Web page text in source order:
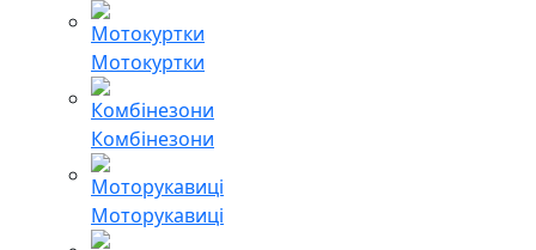
Мотокуртки
Комбінезони
Моторукавиці